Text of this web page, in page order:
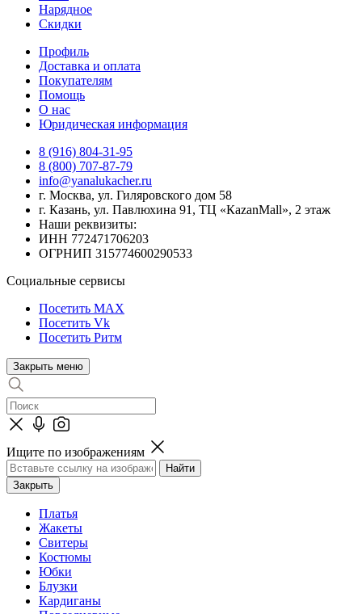
Нарядное
Скидки
Профиль
Доставка и оплата
Покупателям
Помощь
О нас
Юридическая информация
8 (916) 804-31-95
8 (800) 707-87-79
info@yanalukacher.ru
г. Москва, ул. Гиляровского дом 58
г. Казань, ул. Павлюхина 91, ТЦ «КazanMall», 2 этаж
Наши реквизиты:
ИНН 772471706203
ОГРНИП 315774600290533
Социальные сервисы
Посетить MAX
Посетить Vk
Посетить Ритм
Закрыть меню
Ищите по изображениям
Закрыть
Платья
Жакеты
Свитеры
Костюмы
Юбки
Блузки
Кардиганы